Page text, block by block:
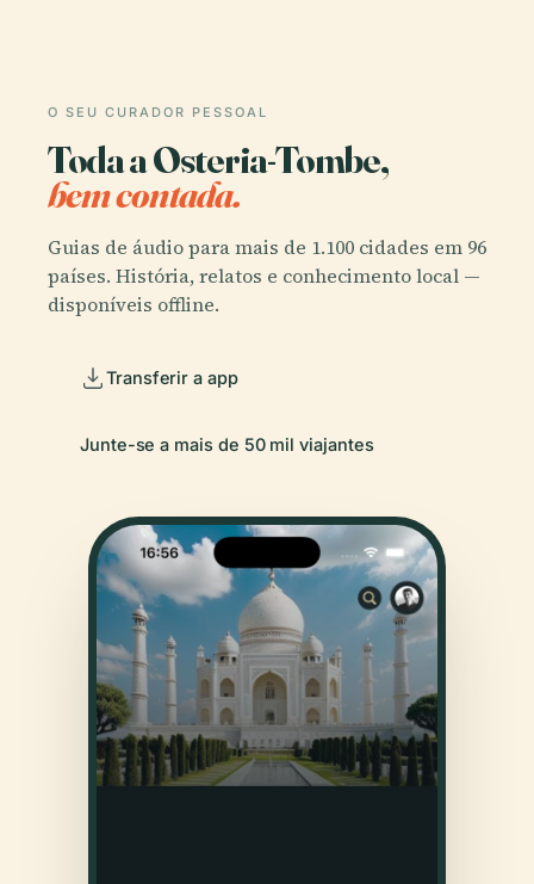
O SEU CURADOR PESSOAL
Toda a Osteria-Tombe,
bem contada.
Guias de áudio para mais de 1.100 cidades em 96
países. História, relatos e conhecimento local —
disponíveis offline.
Transferir a app
Junte-se a mais de 50 mil viajantes